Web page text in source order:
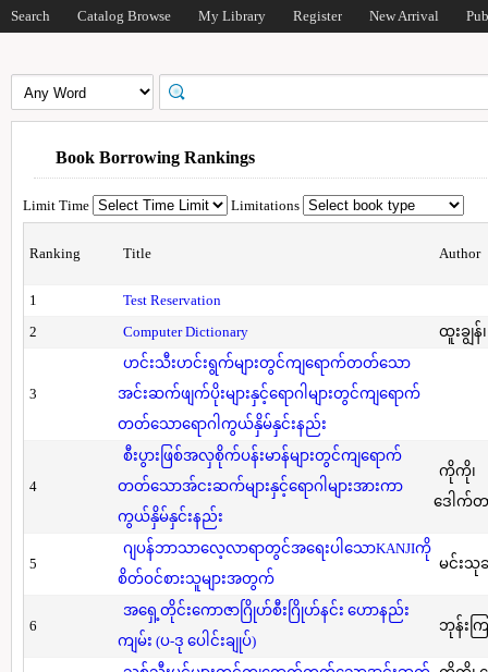
Search Catalog Browse My Library Register New Arrival
Book Borrowing Rankings
Limit Time Limitations
Ranking Title Author
1
Test Reservation
2
Computer Dictionary ထူးချွန်
3
ဟင်းသီးဟင်းရွက်များတွင်ကျရောက်တတ်သော
အင်းဆက်ဖျက်ပိုးများနှင့်ရောဂါများတွင်ကျရောက်
တတ်သောရောဂါကွယ်နှိမ်နှင်းနည်း
4
စီးပွားဖြစ်အလှစိုက်ပန်းမာန်များတွင်ကျရောက်
တတ်သောအ်ငးဆက်များနှင့်ရောဂါများအားကာ
ကွယ်နှိမ်နှင်းနည်း
ကိုကို၊
ဒေါက်တ
5
ဂျပန်ဘာသာလေ့လာရာတွင်အရေးပါသောKANJIကို
စိတ်ဝင်စားသူများအတွက်
မင်းသုခ
6
အရှေ့တိုင်းကောဇာဂြိုဟ်စီးဂြိုဟ်နင်း ဟောနည်း
ကျမ်း (ပ-ဒု ပေါင်းချုပ်)
ဘုန်းက